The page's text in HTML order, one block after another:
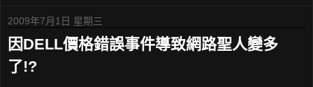
2009年7月1日 星期三
因DELL價格錯誤事件導致網路聖人變多
了!?